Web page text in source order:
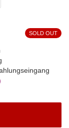
SOLD OUT